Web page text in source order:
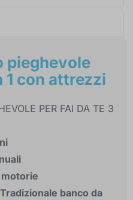
pieghevole
1 con attrezzi
PER FAI DA TE 3
motorie
banco da